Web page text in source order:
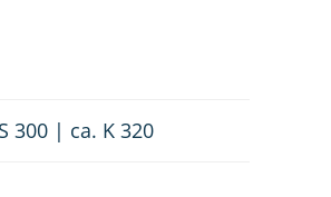
300 | ca. K 320